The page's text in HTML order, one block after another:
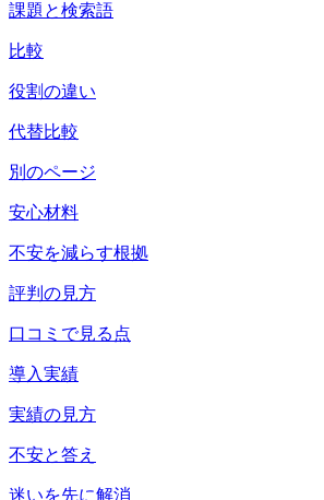
課題と検索語
比較
役割の違い
代替比較
別のページ
安心材料
不安を減らす根拠
評判の見方
口コミで見る点
導入実績
実績の見方
不安と答え
迷いを先に解消